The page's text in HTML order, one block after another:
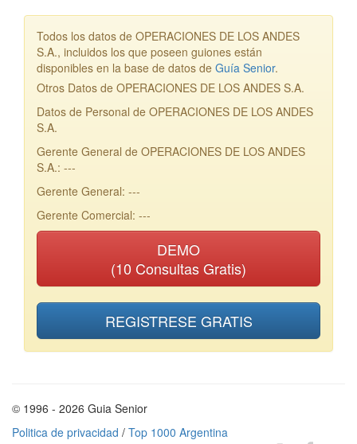
Todos los datos de OPERACIONES DE LOS ANDES
S.A., incluidos los que poseen guiones están
disponibles en la base de datos de Guía Senior.
Otros Datos de OPERACIONES DE LOS ANDES S.A.
Datos de Personal de OPERACIONES DE LOS ANDES
S.A.
Gerente General de OPERACIONES DE LOS ANDES
S.A.: ---
Gerente General: ---
Gerente Comercial: ---
DEMO
(10 Consultas Gratis)
REGISTRESE GRATIS
© 1996 - 2026 Guia Senior
Politica de privacidad / Top 1000 Argentina